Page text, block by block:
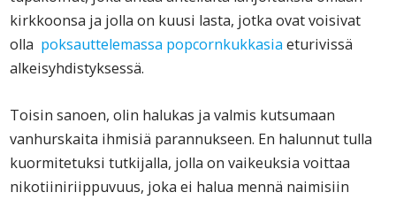
kirkkoonsa ja jolla on kuusi lasta, jotka ovat voisivat
olla poksauttelemassa popcornkukkasia eturivissä
alkeisyhdistyksessä.
Toisin sanoen, olin halukas ja valmis kutsumaan
vanhurskaita ihmisiä parannukseen. En halunnut tulla
kuormitetuksi tutkijalla, jolla on vaikeuksia voittaa
nikotiiniriippuvuus, joka ei halua mennä naimisiin